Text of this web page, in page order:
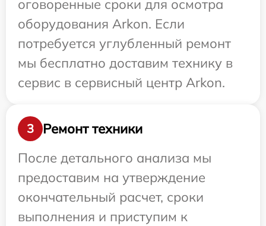
оговоренные сроки для осмотра
оборудования Arkon. Если
потребуется углубленный ремонт
мы бесплатно доставим технику в
сервис в сервисный центр Arkon.
3
Ремонт техники
После детального анализа мы
предоставим на утверждение
окончательный расчет, сроки
выполнения и приступим к